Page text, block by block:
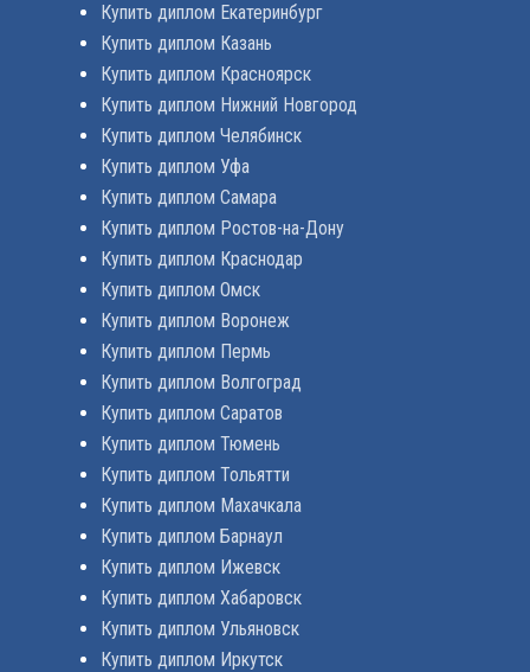
Купить диплом Екатеринбург
Купить диплом Казань
Купить диплом Красноярск
Купить диплом Нижний Новгород
Купить диплом Челябинск
Купить диплом Уфа
Купить диплом Самара
Купить диплом Ростов-на-Дону
Купить диплом Краснодар
Купить диплом Омск
Купить диплом Воронеж
Купить диплом Пермь
Купить диплом Волгоград
Купить диплом Саратов
Купить диплом Тюмень
Купить диплом Тольятти
Купить диплом Махачкала
Купить диплом Барнаул
Купить диплом Ижевск
Купить диплом Хабаровск
Купить диплом Ульяновск
Купить диплом Иркутск